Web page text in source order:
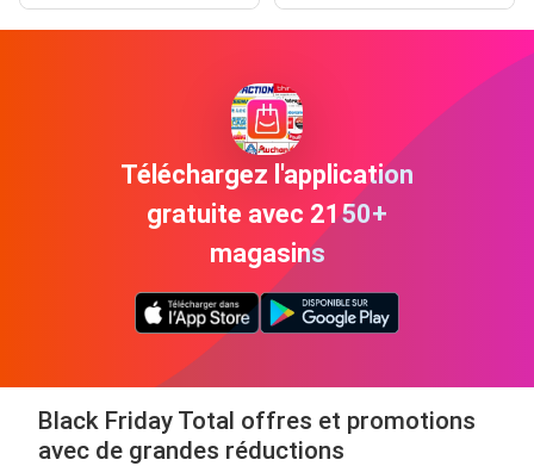
Téléchargez l'application
gratuite avec 2150+
magasins
Black Friday Total offres et promotions
avec de grandes réductions